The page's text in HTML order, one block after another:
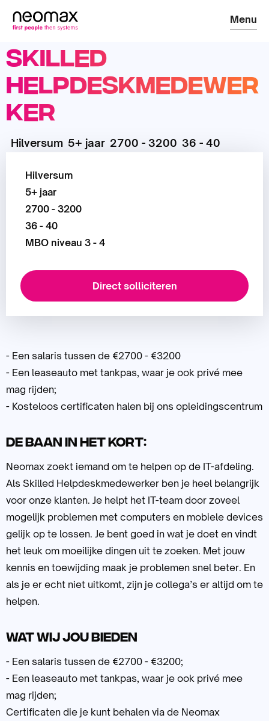
Menu
Skilled
Helpdeskmedewer
ker
Hilversum 5+ jaar 2700 - 3200 36 - 40
Hilversum
5+ jaar
2700 - 3200
36 - 40
MBO niveau 3 - 4
Direct solliciteren
- Een salaris tussen de €2700 - €3200
- Een leaseauto met tankpas, waar je ook privé mee
mag rijden;
- Kosteloos certificaten halen bij ons opleidingscentrum
De baan in het kort:
Neomax zoekt iemand om te helpen op de IT-afdeling.
Als Skilled Helpdeskmedewerker ben je heel belangrijk
voor onze klanten. Je helpt het IT-team door zoveel
mogelijk problemen met computers en mobiele devices
gelijk op te lossen. Je bent goed in wat je doet en vindt
het leuk om moeilijke dingen uit te zoeken. Met jouw
kennis en toewijding maak je problemen snel beter. En
als je er echt niet uitkomt, zijn je collega’s er altijd om te
helpen.
Wat wij jou bieden
- Een salaris tussen de €2700 - €3200;
- Een leaseauto met tankpas, waar je ook privé mee
mag rijden;
Certificaten die je kunt behalen via de Neomax